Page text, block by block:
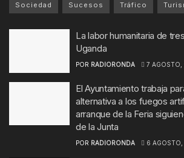
Sociedad Sucesos Tráfico
La labor humanitaria de
Uganda
POR RADIORONDA 7 AGOSTO,
El Ayuntamiento trabaja
alternativa a los fuegos
arranque de la Feria
de la Junta
POR RADIORONDA 6